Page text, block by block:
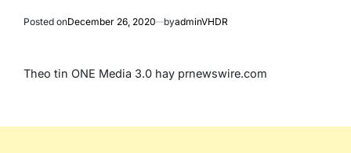
Posted onDecember 26, 2020 byadminVHDR
Theo tin ONE Media 3.0 hay prnewswire.com